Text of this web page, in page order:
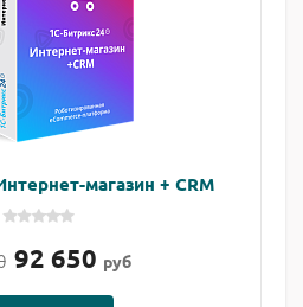
магазин + CRM
92 650 руб